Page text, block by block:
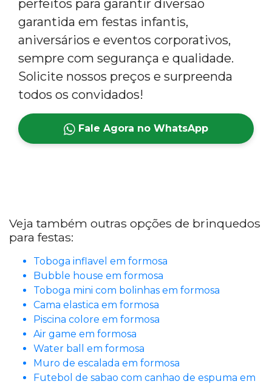
perfeitos para garantir diversão
garantida em festas infantis,
aniversários e eventos corporativos,
sempre com segurança e qualidade.
Solicite nossos preços e surpreenda
todos os convidados!
Fale Agora no WhatsApp
Veja também outras opções de brinquedos
para festas:
Toboga inflavel em formosa
Bubble house em formosa
Toboga mini com bolinhas em formosa
Cama elastica em formosa
Piscina colore em formosa
Air game em formosa
Water ball em formosa
Muro de escalada em formosa
Futebol de sabao com canhao de espuma em